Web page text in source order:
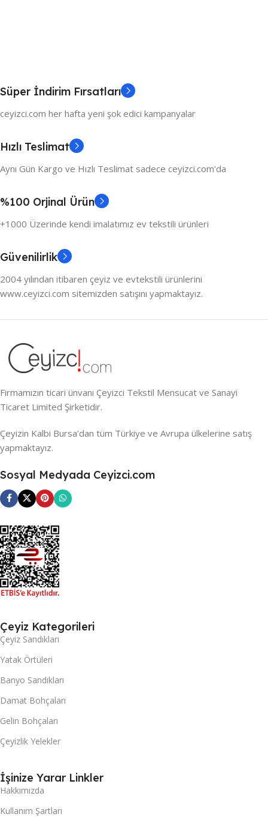
Süper İndirim Fırsatları
ceyizci.com her hafta yeni şok edici kampanyalar
Hızlı Teslimat
Aynı Gün Kargo ve Hızlı Teslimat sadece ceyizci.com'da
%100 Orjinal Ürün
+1000 Üzerinde kendi imalatımız ev tekstili ürünleri
Güvenilirlik
2004 yılından itibaren çeyiz ve evtekstili ürünlerini
www.ceyizci.com sitemizden satışını yapmaktayız.
Firmamızın ticari ünvanı Çeyizci Tekstil Mensucat ve Sanayi
Ticaret Limited Şirketidir.
Çeyizin Kalbi Bursa’dan tüm Türkiye ve Avrupa ülkelerine satış
yapmaktayız.
Sosyal Medyada Ceyizci.com
Çeyiz Kategorileri
Çeyiz Sandıkları
Yatak Örtüleri
Banyo Sandıkları
Damat Bohçaları
Gelin Bohçaları
Çeyizlik Yelekler
İşinize Yarar Linkler
Hakkımızda
Kullanım Şartları